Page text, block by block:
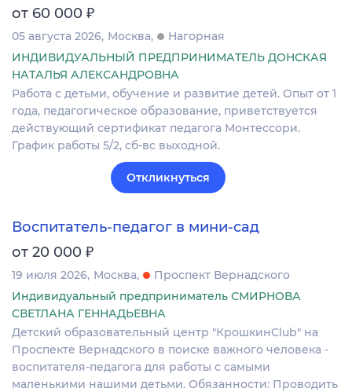
от 60 000 ₽
05 августа 2026 Москва
Нагорная
ИНДИВИДУАЛЬНЫЙ ПРЕДПРИНИМАТЕЛЬ ДОНСКАЯ
НАТАЛЬЯ АЛЕКСАНДРОВНА
Работа с детьми, обучение и развитие детей. Опыт от 1
года, педагогическое образование, приветствуется
действующий сертификат педагога Монтессори.
График работы 5/2, сб-вс выходной.
Откликнуться
Воспитатель-педагог в мини-сад
от 20 000 ₽
19 июля 2026 Москва
Проспект Вернадского
Индивидуальный предприниматель СМИРНОВА
СВЕТЛАНА ГЕННАДЬЕВНА
Детский образовательный центр "КрошкинClub" на
Проспекте Вернадского в поиске важного человека -
воспитателя-педагога для работы с самыми
маленькими нашими детьми. Обязанности: Проводить